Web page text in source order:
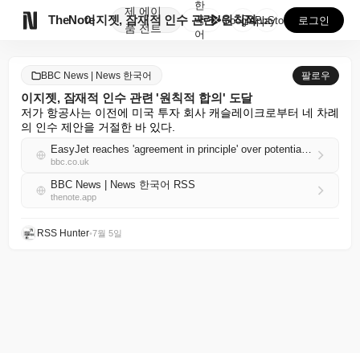
TheNote
제
품
에이
전트
이지젯, 잠재적 인수 관련 '원칙적 합의' 도달
한
국
어
GooglePlay
AppStore 로그인
BBC News | News 한국어 팔로우
이지젯, 잠재적 인수 관련 '원칙적 합의' 도달
저가 항공사는 이전에 미국 투자 회사 캐슬레이크로부터 네 차례
의 인수 제안을 거절한 바 있다.
EasyJet reaches 'agreement in principle' over potential takeover
bbc.co.uk
BBC News | News 한국어 RSS
thenote.app
RSS Hunter•7월 5일